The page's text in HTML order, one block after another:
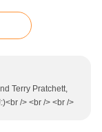
Terry Pratchett,
/> <br /> <br />